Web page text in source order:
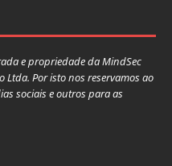
e propriedade da MindSec
Ltda. Por isto nos reservamos ao
sociais e outros para as